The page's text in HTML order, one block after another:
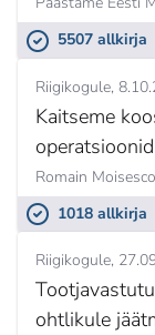
5507 allkirja
Riigikogule
Kaitseme
Romain
1018 allkirja
Riigikogule
ohtlikule